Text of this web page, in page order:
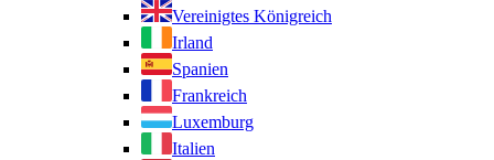
Vereinigtes Königreich
Irland
Spanien
Frankreich
Luxemburg
Italien